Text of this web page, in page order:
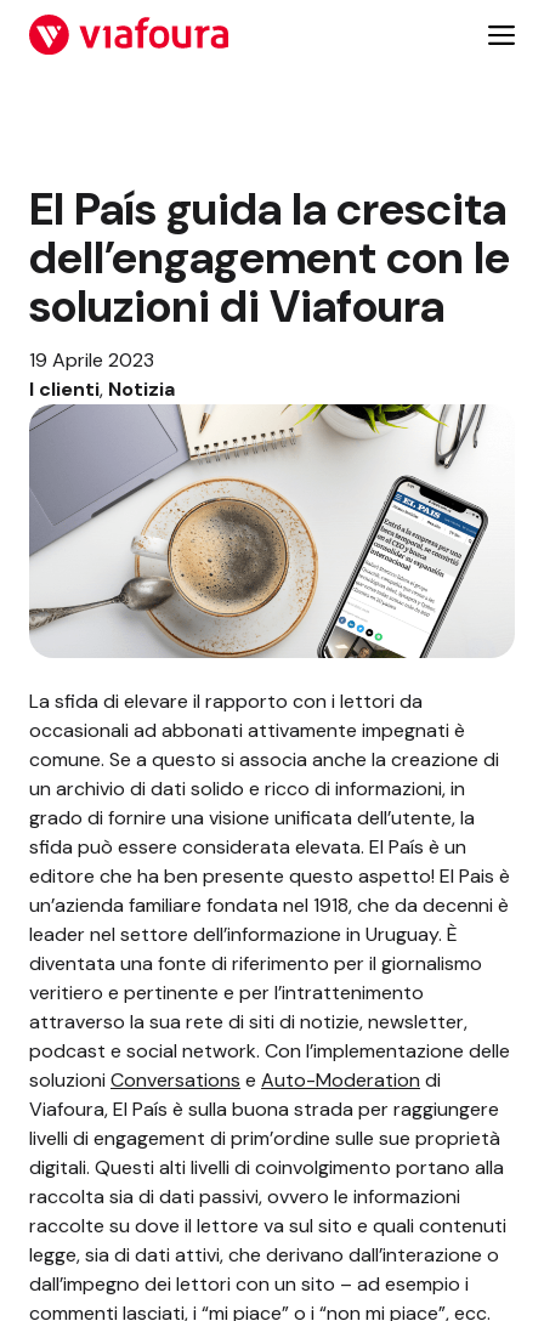
El País guida la crescita
dell’engagement con le
soluzioni di Viafoura
19 Aprile 2023
I clienti, Notizia
La sfida di elevare il rapporto con i lettori da
occasionali ad abbonati attivamente impegnati è
comune. Se a questo si associa anche la creazione di
un archivio di dati solido e ricco di informazioni, in
grado di fornire una visione unificata dell’utente, la
sfida può essere considerata elevata. El País è un
editore che ha ben presente questo aspetto! El Pais è
un’azienda familiare fondata nel 1918, che da decenni è
leader nel settore dell’informazione in Uruguay. È
diventata una fonte di riferimento per il giornalismo
veritiero e pertinente e per l’intrattenimento
attraverso la sua rete di siti di notizie, newsletter,
podcast e social network. Con l’implementazione delle
soluzioni Conversations e Auto-Moderation di
Viafoura, El País è sulla buona strada per raggiungere
livelli di engagement di prim’ordine sulle sue proprietà
digitali. Questi alti livelli di coinvolgimento portano alla
raccolta sia di dati passivi, ovvero le informazioni
raccolte su dove il lettore va sul sito e quali contenuti
legge, sia di dati attivi, che derivano dall’interazione o
dall’impegno dei lettori con un sito – ad esempio i
commenti lasciati, i “mi piace” o i “non mi piace”, ecc.